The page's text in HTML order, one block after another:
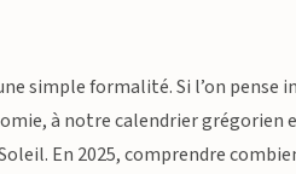
simple formalité. Si l’on pense
à notre calendrier grégorien
En 2025, comprendre